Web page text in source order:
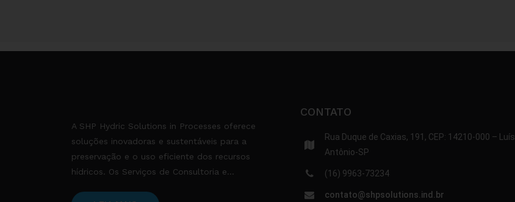
A SHP Hydric Solutions in Processes oferece
soluções inovadoras e sustentáveis para a
preservação e o uso eficiente dos recursos
hídricos. Os Serviços de Consultoria e...
CONTATO
Rua Duque de Caxias, 191, CEP: 14210-000 – Luís
Antônio-SP
(16) 9963-73234
contato@shpsolutions.ind.br